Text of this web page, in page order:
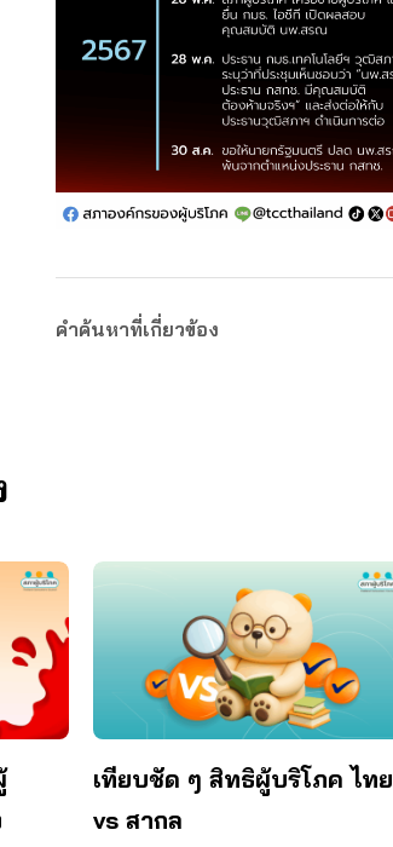
คำค้นหาที่เกี่ยวข้อง
เทียบชัด ๆ สิทธิผู้บริโภค ไทย
vs สากล